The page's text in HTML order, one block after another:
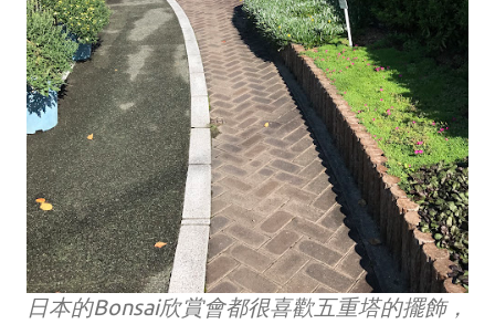
日本的Bonsai欣賞會都很喜歡五重塔的擺飾，